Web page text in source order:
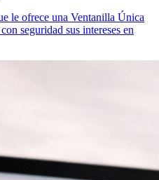
le ofrece una Ventanilla Única
seguridad sus intereses en